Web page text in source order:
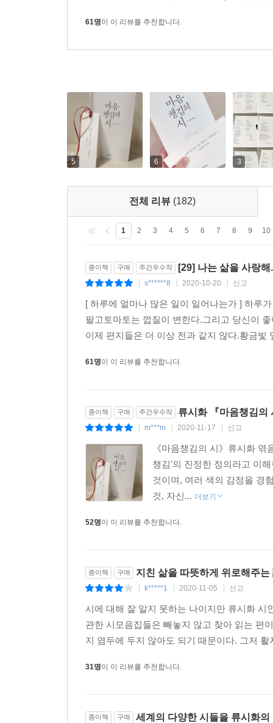
바라며. 그 자체로 내게는 어려운 시대를 통과하는
그리고 ‘우리는 조금 돌기는 하지만 자신이 있
끊임없이 여행을 하는 류시화는 다음 작품을 믿
우연히 날아온 어떤 시는 감각만으로도 놀라우
두께와는 관계없다는 사실을 재확인시켜 준다.
차원의 의미와 생의 감각을 선물하며, 마지막 시를
나는 삶을 사랑해.
- 마르그리트 뒤라스 〈나는 삶을 사랑해〉 p.163
61명이 이 리뷰를 추천합니다.
5 6 3
전체 리뷰 (182)
1 2 3 4 5 6 7 8 9 10
종이책 구매 주간우수작 [29] 나는 삶을 사랑해
s******8 2020-10-20 신고
[ 하루에 얼마나 많은 일이 일어나는가 ] 하루
팔고토마토는 껍질이 변한다.그리고 당신이
이제 편지들은 더 이상 전과 같지 않다.황금
61명이 이 리뷰를 추천합니다.
종이책 구매 주간우수작 류시화 『마음챙김의
m***m 2020-11-17 신고
《마음챙김의 시》류시화
챙김'의 진정한 정의라고 이
것이며, 여러 색의 감정을 경
것, 자신... 더보기
52명이 이 리뷰를 추천합니다.
종이책 구매 지친 삶을 따뜻하게 위로해주는
k*****1 2020-11-05 신고
시에 대해 잘 알지 못하는 나이지만 류시화 시
관한 시모음집들은 빼놓지 않고 찾아 읽는 편
지 염두에 두지 않아도 되기 때문이다. 그저
31명이 이 리뷰를 추천합니다.
종이책 구매 세계의 다양한 시들을 류시화의